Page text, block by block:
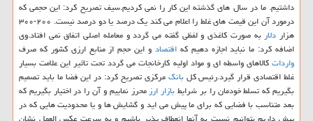
داشتیم. ما در سال های گذشته این كار را نمی كردیم.سیف تصریح كرد: این حجمی كه
درمورد آن این قیمت های غلط را اعلام می كند یك درصد یا دو درصد نیست. ۲۰۰-۳۰۰
هزار دلاربه صورت كاغذی و لفظی گفته می گردد و معامله اصلی اتفاق نمی افتاد.وی
اضافه كرد: ما نباید اجازه دهیم كهاقتصاد و این حجم از منابع ارزی كشور كه صرف
وارداتكالاهای واسطه ای و مواد اولیه كارخانجات می گردد تحت تاثیر این علامت بسیار
غلط اقتصادی قرار گیرد.رئیس كلبانكمركزی تصریح كرد: در این فضا ما باید تصمیم
بگیریم كه تسلط خودمان را بر شرایطبازارارزمحرز نماییم و آن را در اختیار بگیریم كه
بعد متناسب با فضایی كه برای ما پیش می اید و گشایش ها و یا محدودیت هایی كه در